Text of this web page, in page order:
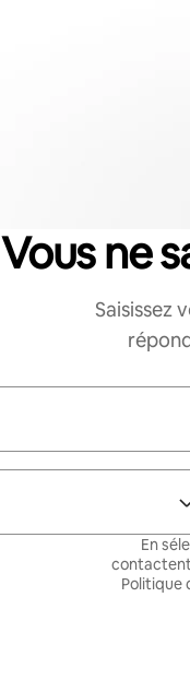
Vous ne
Saisissez
En
contactent
Politique